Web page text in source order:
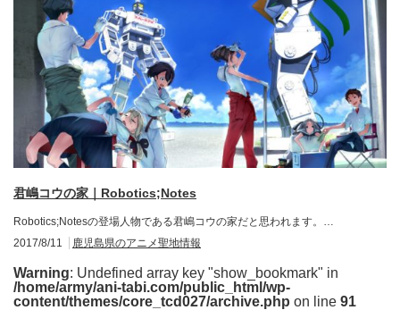
君嶋コウの家｜Robotics;Notes
Robotics;Notesの登場人物である君嶋コウの家だと思われます。…
2017/8/11
鹿児島県のアニメ聖地情報
Warning: Undefined array key "show_bookmark" in
/home/army/ani-tabi.com/public_html/wp-
content/themes/core_tcd027/archive.php on line 91